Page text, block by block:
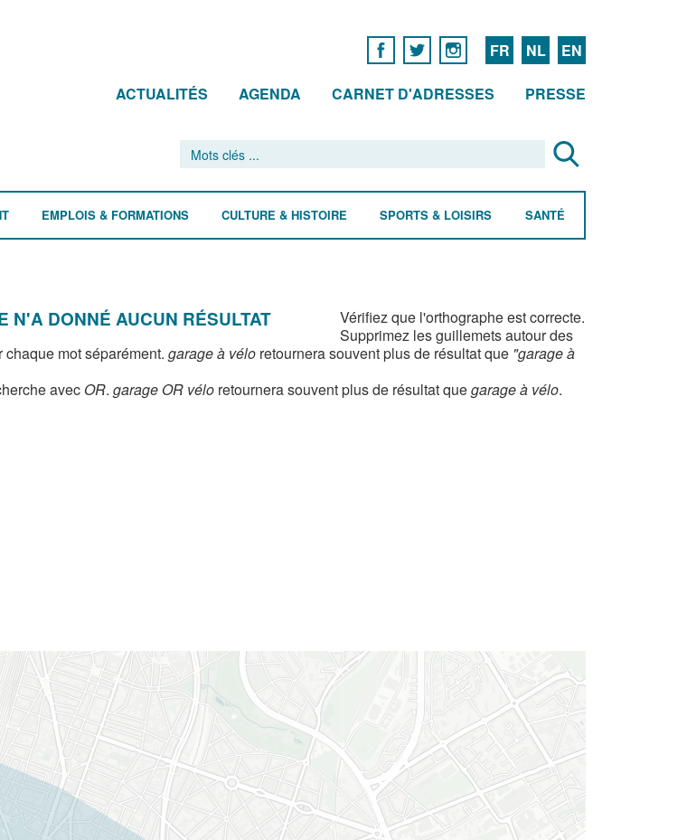
FR NL EN
ACTUALITÉS AGENDA CARNET D'ADRESSES PRESSE
EMPLOIS & FORMATIONS CULTURE & HISTOIRE SPORTS & LOISIRS SANTÉ
N'A DONNÉ AUCUN RÉSULTAT
Vérifiez que l'orthographe est correcte.
Supprimez les guillemets autour des
mot séparément. garage à véloretournera souvent plus de résultat que "garage à
avec OR. garage OR véloretournera souvent plus de résultat quegarage à vélo.